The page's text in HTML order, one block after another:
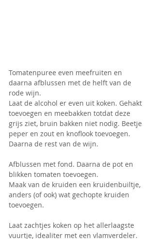
Tomatenpuree even meefruiten en
daarna afblussen met de helft van de
rode wijn.
Laat de alcohol er even uit koken. Gehakt
toevoegen en meebakken totdat deze
grijs ziet, bruin bakken niet nodig. Beetje
peper en zout en knoflook toevoegen.
Daarna de rest van de wijn.
Afblussen met fond. Daarna de pot en
blikken tomaten toevoegen.
Maak van de kruiden een kruidenbuiltje,
anders (of ook) wat gechopte kruiden
toevoegen.
Laat zachtjes koken op het allerlaagste
vuurtje, idealiter met een vlamverdeler.